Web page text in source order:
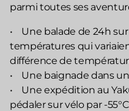
parmi toutes ses
• Une balade de 24h
températures qui
différence de
• Une baignade dans
• Une expédition au
pédaler sur vélo par -55°C